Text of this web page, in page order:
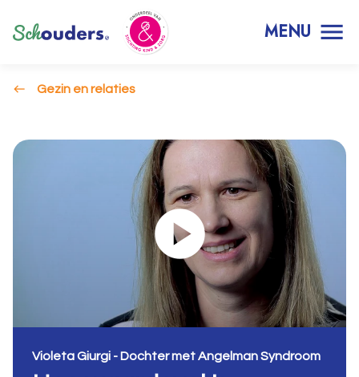
MENU
Gezin en relaties
Violeta Giurgi - Dochter met Angelman Syndroom